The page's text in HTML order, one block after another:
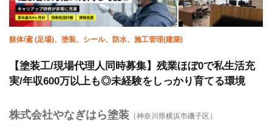
躯体/鳶 (足場)、塗装、シール、防水、施工管理(建築)
【塗装工/現場代理人同時募集】残業ほぼ0で私生活充
実/年収600万以上も◎未経験をしっかり育てる環境
株式会社やなぎはら塗装 （神奈川県横浜市磯子区）